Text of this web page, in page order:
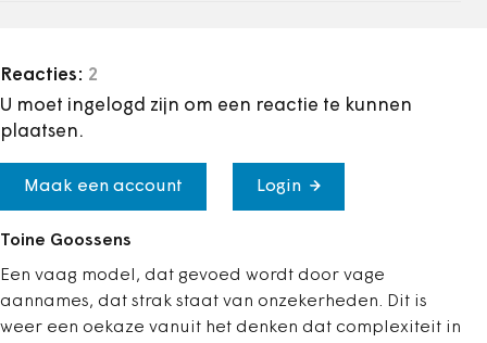
Reacties: 2
U moet ingelogd zijn om een reactie te kunnen
plaatsen.
Maak een account Login
Toine Goossens
Een vaag model, dat gevoed wordt door vage
aannames, dat strak staat van onzekerheden. Dit is
weer een oekaze vanuit het denken dat complexiteit in